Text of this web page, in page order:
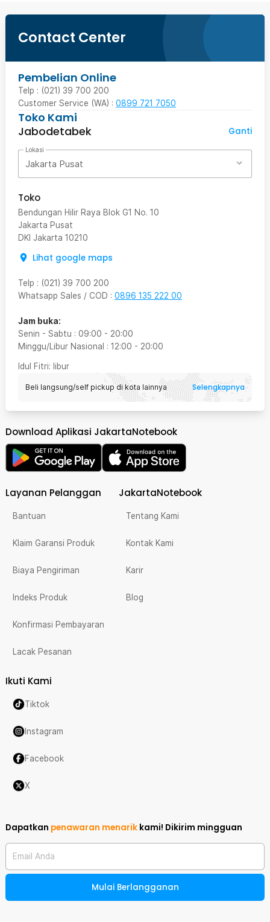
Contact Center
Pembelian Online
Telp : (021) 39 700 200
Customer Service (WA) : 0899 721 7050
Toko Kami
Jabodetabek
Ganti
Lokasi
Jakarta Pusat
Toko
Bendungan Hilir Raya Blok G1 No. 10
Jakarta Pusat
DKI Jakarta 10210
Lihat google maps
Telp : (021) 39 700 200
Whatsapp Sales / COD : 0896 135 222 00
Jam buka:
Senin - Sabtu : 09:00 - 20:00
Minggu/Libur Nasional : 12:00 - 20:00
Idul Fitri: libur
Beli langsung/self pickup di kota lainnya Selengkapnya
Download Aplikasi JakartaNotebook
Layanan Pelanggan
Bantuan
Klaim Garansi Produk
Biaya Pengiriman
Indeks Produk
Konfirmasi Pembayaran
Lacak Pesanan
JakartaNotebook
Tentang Kami
Kontak Kami
Karir
Blog
Ikuti Kami
Tiktok
Instagram
Facebook
X
Dapatkan penawaran menarik kami! Dikirim mingguan
Email Anda
Mulai Berlangganan